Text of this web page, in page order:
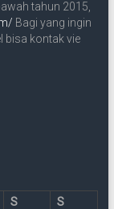
tahun 2015,
Bagi yang ingin
bisa kontak vie
S S